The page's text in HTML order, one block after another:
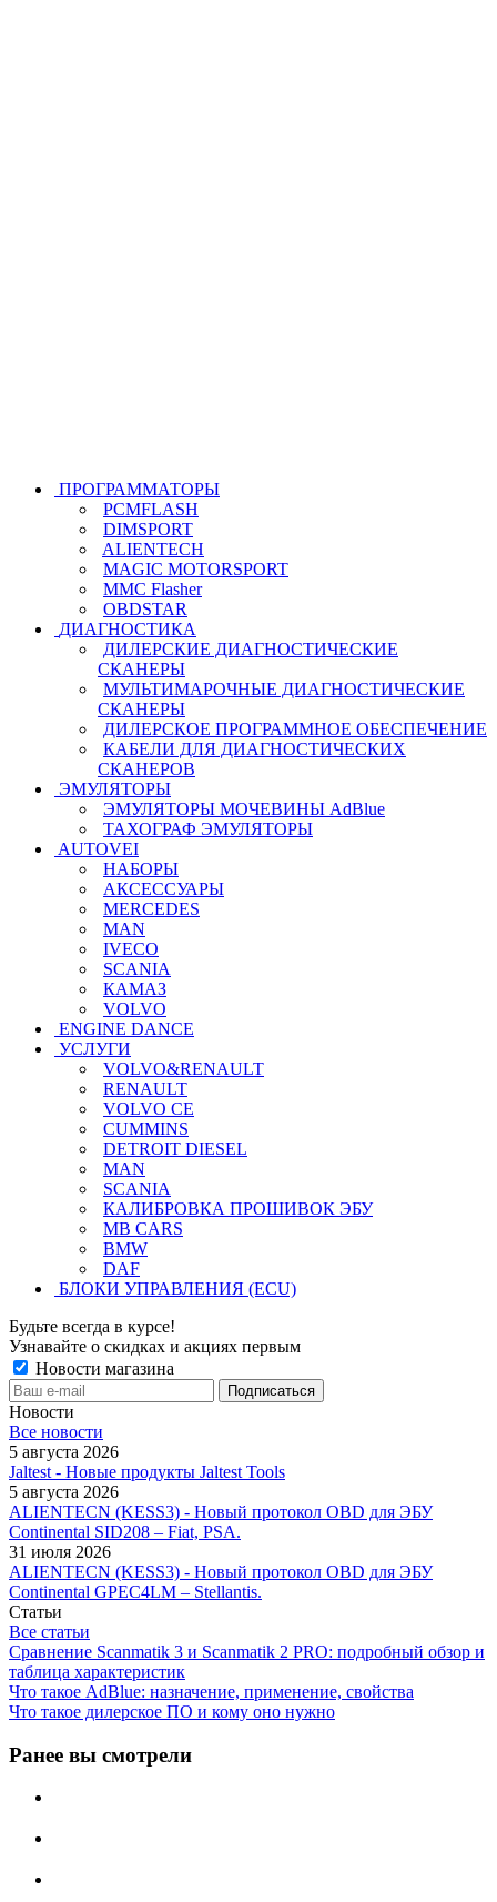
ПРОГРАММАТОРЫ
PCMFLASH
DIMSPORT
ALIENTECH
MAGIC MOTORSPORT
MMC Flasher
OBDSTAR
ДИАГНОСТИКА
ДИЛЕРСКИЕ ДИАГНОСТИЧЕСКИЕ
СКАНЕРЫ
МУЛЬТИМАРОЧНЫЕ ДИАГНОСТИЧЕСКИЕ
СКАНЕРЫ
ДИЛЕРСКОЕ ПРОГРАММНОЕ ОБЕСПЕЧЕНИЕ
КАБЕЛИ ДЛЯ ДИАГНОСТИЧЕСКИХ
СКАНЕРОВ
ЭМУЛЯТОРЫ
ЭМУЛЯТОРЫ МОЧЕВИНЫ АdBlue
ТАХОГРАФ ЭМУЛЯТОРЫ
AUTOVEI
НАБОРЫ
АКСЕССУАРЫ
MERCEDES
MAN
IVECO
SCANIA
КАМАЗ
VOLVO
ENGINE DANCE
УСЛУГИ
VOLVO&RENAULT
RENAULT
VOLVO CE
CUMMINS
DETROIT DIESEL
MAN
SCANIA
КАЛИБРОВКА ПРОШИВОК ЭБУ
MB CARS
BMW
DAF
БЛОКИ УПРАВЛЕНИЯ (ECU)
Будьте всегда в курсе!
Узнавайте о скидках и акциях первым
Новости магазина
Новости
Все новости
5 августа 2026
Jaltest - Новые продукты Jaltest Tools
5 августа 2026
ALIENTECN (KESS3) - Новый протокол OBD для ЭБУ
Continental SID208 – Fiat, PSA.
31 июля 2026
ALIENTECN (KESS3) - Новый протокол OBD для ЭБУ
Continental GPEC4LM – Stellantis.
Статьи
Все статьи
Сравнение Scanmatik 3 и Scanmatik 2 PRO: подробный обзор и
таблица характеристик
Что такое AdBlue: назначение, применение, свойства
Что такое дилерское ПО и кому оно нужно
Ранее вы смотрели